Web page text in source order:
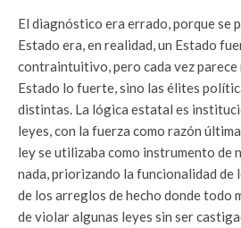
El diagnóstico era errado, porque se
Estado era, en realidad, un Estado
contraintuitivo, pero cada vez parece
Estado lo fuerte, sino las élites
distintas. La lógica estatal es
leyes, con la fuerza como razón
ley se utilizaba como instrumento de
nada, priorizando la funcionalidad de
de los arreglos de hecho donde todo
de violar algunas leyes sin ser